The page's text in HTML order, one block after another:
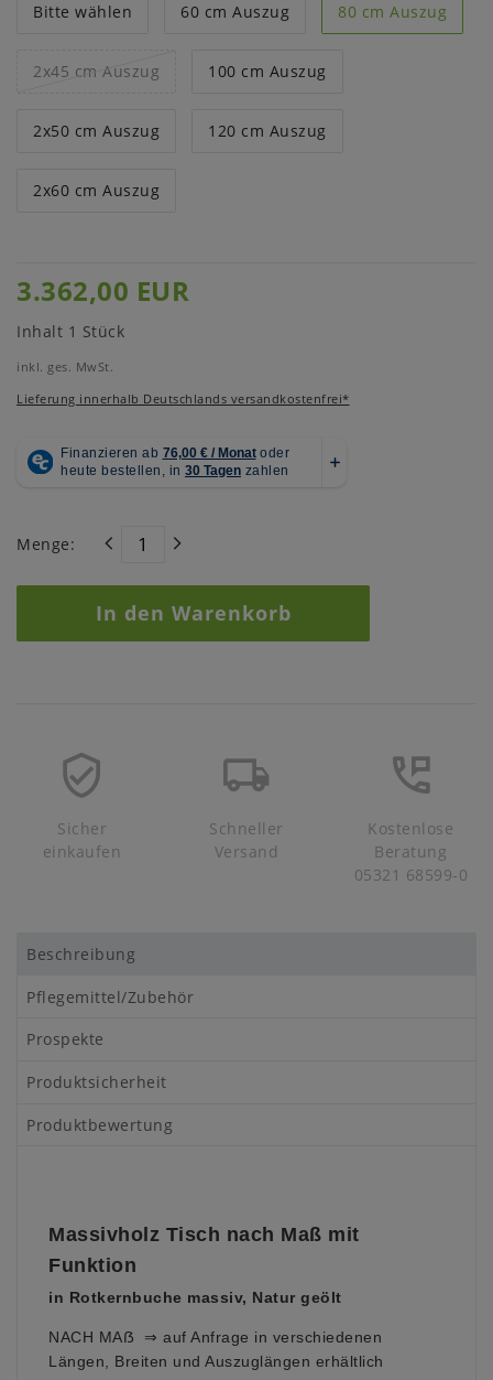
Bitte wählen
60 cm Auszug 80 cm Auszug
2x45 cm Auszug 100 cm Auszug
2x50 cm Auszug 120 cm Auszug
2x60 cm Auszug
3.362,00 EUR
Inhalt 1 Stück
inkl. ges. MwSt.
Lieferung innerhalb Deutschlands versandkostenfrei*
Menge:
In den Warenkorb
Sicher
einkaufen
Schneller
Versand
Kostenlose
Beratung
05321 68599-0
Beschreibung
Pflegemittel/Zubehör
Prospekte
Produktsicherheit
Produktbewertung
Massivholz Tisch nach Maß mit
Funktion
in Rotkernbuche massiv, Natur geölt
NACH MAẞ ⇒ auf Anfrage in verschiedenen
Längen, Breiten und Auszuglängen erhältlich